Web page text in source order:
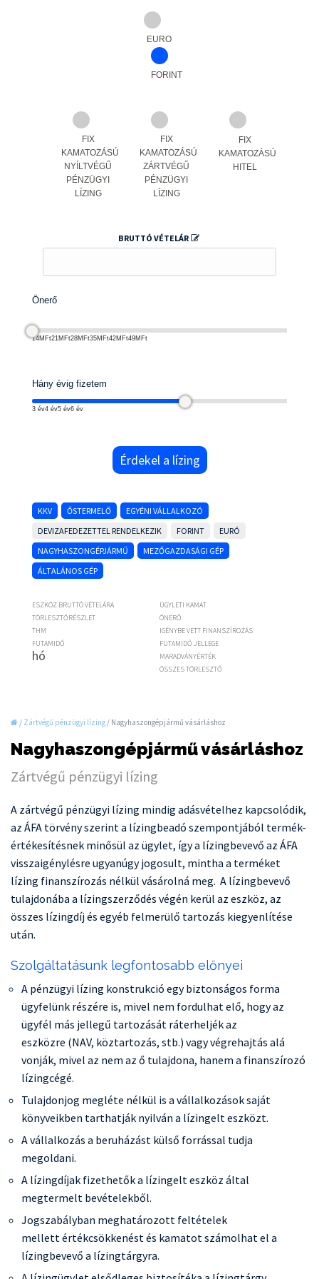
EURO
FORINT
FIX
KAMATOZÁSÚ
NYÍLTVÉGŰ
PÉNZÜGYI
LÍZING
FIX
KAMATOZÁSÚ
ZÁRTVÉGŰ
PÉNZÜGYI
LÍZING
FIX
KAMATOZÁSÚ
HITEL
BRUTTÓ VÉTELÁR
Önerő
14MFt21MFt28MFt35MFt42MFt49MFt
Hány évig fizetem
3 év4 év5 év6 év
Érdekel a lízing
KKV ŐSTERMELŐ
EGYÉNI VÁLLALKOZÓ
DEVIZAFEDEZETTEL RENDELKEZIK
FORINT
EURÓ
NAGYHASZONGÉPJÁRMŰ
MEZŐGAZDASÁGI GÉP
ÁLTALÁNOS GÉP
ESZKÖZ BRUTTÓ VÉTELÁRA
ÜGYLETI KAMAT
TÖRLESZTŐRÉSZLET
ÖNERŐ
THM
IGÉNYBE VETT FINANSZÍROZÁS
FUTAMIDŐ
hó
FUTAMIDŐ JELLEGE
MARADVÁNYÉRTÉK
ÖSSZES TÖRLESZTŐ
/ Zártvégű pénzügyi lízing / Nagyhaszongépjármű vásárláshoz
Nagyhaszongépjármű vásárláshoz
Zártvégű pénzügyi lízing
A zártvégű pénzügyi lízing mindig adásvételhez kapcsolódik,
az ÁFA törvény szerint a lízingbeadó szempontjából termék-
értékesítésnek minősül az ügylet, így a lízingbevevő az ÁFA
visszaigénylésre ugyanúgy jogosult, mintha a terméket
lízing finanszírozás nélkül vásárolná meg. A lízingbevevő
tulajdonába a lízingszerződés végén kerül az eszköz, az
összes lízingdíj és egyéb felmerülő tartozás kiegyenlítése
után.
Szolgáltatásunk legfontosabb előnyei
A pénzügyi lízing konstrukció egy biztonságos forma
ügyfelünk részére is, mivel nem fordulhat elő, hogy az
ügyfél más jellegű tartozását ráterheljék az
eszközre (NAV, köztartozás, stb.) vagy végrehajtás alá
vonják, mivel az nem az ő tulajdona, hanem a finanszírozó
lízingcégé.
Tulajdonjog megléte nélkül is a vállalkozások saját
könyveikben tarthatják nyilván a lízingelt eszközt.
A vállalkozás a beruházást külső forrással tudja
megoldani.
A lízingdíjak fizethetők a lízingelt eszköz által
megtermelt bevételekből.
Jogszabályban meghatározott feltételek
mellett értékcsökkenést és kamatot számolhat el a
lízingbevevő a lízingtárgyra.